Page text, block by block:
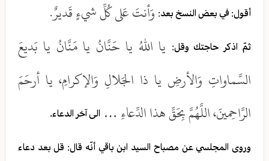
أقول: في بعض النسخ بعد: وَأنتَ عَلى كُلِّ شيءٍ قَديرٌ.
ثمّ اذكر حاجتك وقل: يا اللهُ يا حَنَّانُ يا مَنَّانُ يا بَديعَ
السَّماواتِ وَالأرضِ يا ذا الجَلالِ وَالإكرامِ، يا أرحَمَ
الرَّاحِمينَ، اللَّهُمَّ بِحَقِّ هذا الدِّعاءِ … الى آخر الدعاء.
وروى المجلسي عن مصباح السيد ابن باقي أنّه قال: قل بعد دعاء